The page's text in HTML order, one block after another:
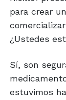
para crear
¿Ustedes
Sí, son
estuvimos